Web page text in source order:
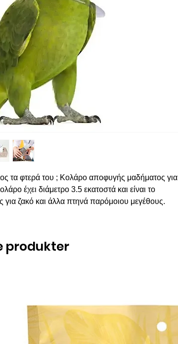
τα φτερά του ; Κολάρο αποφυγής μαδήματος για
έχει διάμετρο 3.5 εκατοστά και είναι το
για ζακό και άλλα πτηνά παρόμοιου μεγέθους.
produkter